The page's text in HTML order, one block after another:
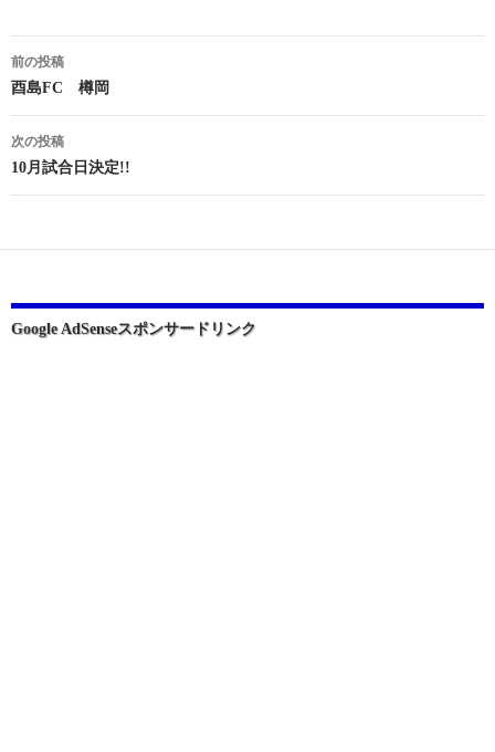
投
稿
ナ
ビ
ー
ョ
前の投稿
酉島FC 樽岡
次の投稿
10月試合日決定!!
Google AdSenseスポンサードリンク